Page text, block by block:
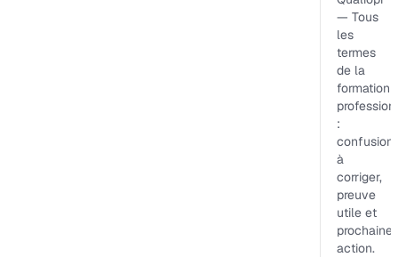
— Tous
les
termes
de la
formation
:
confusion
à
corriger,
preuve
utile et
prochaine
action.